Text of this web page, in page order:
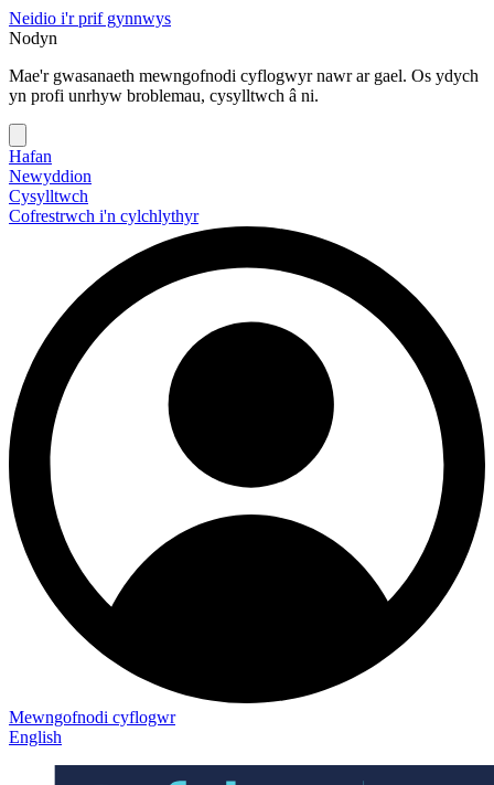
Neidio i'r prif gynnwys
Nodyn
Mae'r gwasanaeth mewngofnodi cyflogwyr nawr ar gael. Os ydych
yn profi unrhyw broblemau, cysylltwch â ni.
Hafan
Newyddion
Cysylltwch
Cofrestrwch i'n cylchlythyr
Mewngofnodi cyflogwr
English